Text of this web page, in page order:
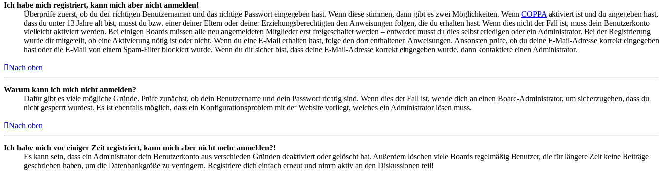
Ich habe mich registriert, kann mich aber nicht anmelden!
Überprüfe zuerst, ob du den richtigen Benutzernamen und das richtige Passwort eingegeben hast. Wenn diese stimmen, dann gibt es zwei Möglichkeiten. Wenn COPPA aktiviert ist und du angegeben hast,
dass du unter 13 Jahre alt bist, musst du bzw. einer deiner Eltern oder deiner Erziehungsberechtigten den Anweisungen folgen, die du erhalten hast. Wenn dies nicht der Fall ist, muss dein Benutzerkonto
vielleicht aktiviert werden. Bei einigen Boards müssen alle neu angemeldeten Mitglieder erst freigeschaltet werden – entweder musst du dies selbst erledigen oder ein Administrator. Bei der Registrierung
wurde dir mitgeteilt, ob eine Aktivierung nötig ist oder nicht. Wenn du eine E-Mail erhalten hast, folge den dort enthaltenen Anweisungen. Ansonsten prüfe, ob du deine E-Mail-Adresse korrekt eingegeben
hast oder die E-Mail von einem Spam-Filter blockiert wurde. Wenn du dir sicher bist, dass deine E-Mail-Adresse korrekt eingegeben wurde, dann kontaktiere einen Administrator.
Nach oben
Warum kann ich mich nicht anmelden?
Dafür gibt es viele mögliche Gründe. Prüfe zunächst, ob dein Benutzername und dein Passwort richtig sind. Wenn dies der Fall ist, wende dich an einen Board-Administrator, um sicherzugehen, dass du
nicht gesperrt wurdest. Es ist ebenfalls möglich, dass ein Konfigurationsproblem mit der Website vorliegt, welches ein Administrator lösen muss.
Nach oben
Ich habe mich vor einiger Zeit registriert, kann mich aber nicht mehr anmelden?!
Es kann sein, dass ein Administrator dein Benutzerkonto aus verschieden Gründen deaktiviert oder gelöscht hat. Außerdem löschen viele Boards regelmäßig Benutzer, die für längere Zeit keine Beiträge
geschrieben haben, um die Datenbankgröße zu verringern. Registriere dich einfach erneut und nimm aktiv an den Diskussionen teil!